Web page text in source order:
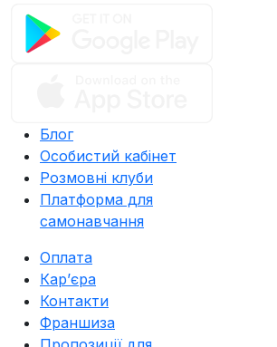
Блог
Особистий кабінет
Розмовні клуби
Платформа для
самонавчання
Оплата
Карʼєра
Контакти
Франшиза